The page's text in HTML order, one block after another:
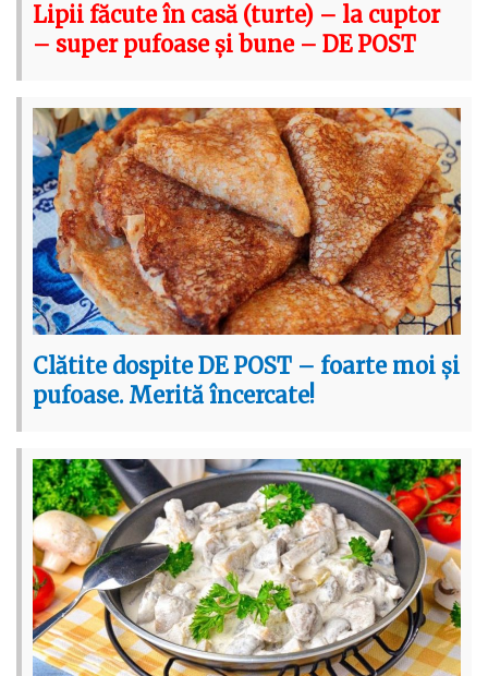
Lipii făcute în casă (turte) – la cuptor
– super pufoase și bune – DE POST
Clătite dospite DE POST – foarte moi și
pufoase. Merită încercate!